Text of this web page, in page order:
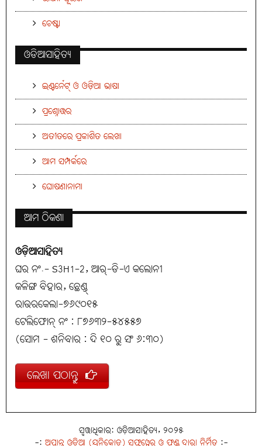
ଚେଷ୍ଟା
ଓଡିଆସାହିତ୍ୟ
ଇଣ୍ଟର୍ନେଟ୍ ଓ ଓଡ଼ିଆ ଭାଷା
ପ୍ରଶ୍ନୋତ୍ତର
ଅତୀତରେ ପ୍ରକାଶିତ ଲେଖା
ଆମ ସମ୍ପର୍କରେ
ଘୋଷଣାନାମା
ଆମ ଠିକଣା
ଓଡ଼ିଆସାହିତ୍ୟ
ଘର ନଂ.- S3H1-2, ଆର୍-ଡି-ଏ କଲୋନୀ
କଳିଙ୍ଗ ବିହାର, ଛେଣ୍ଡ୍
ରାଉରକେଲା-୭୬୯୦୧୫
ଟେଲିଫୋନ୍ ନଂ : ୮୭୬୩୨-୫୪୫୫୭
(ସୋମ - ଶନିବାର : ଦି ୧୦ ରୁ ସଂ ୬:୩୦)
ଲେଖା ପଠାନ୍ତୁ
ସ୍ୱତ୍ତାଧିକାର: ଓଡ଼ିଆସାହିତ୍ୟ, ୨୦୨୫